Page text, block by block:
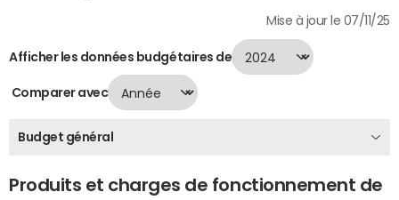
Mise à jour le 07/11/25
Afficher les données budgétaires de
Comparer avec
Budget général
Produits et charges de fonctionnement de